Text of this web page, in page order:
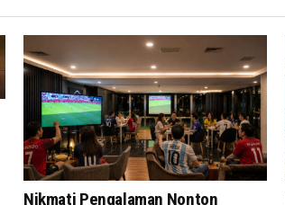
Nikmati Pengalaman Nonton